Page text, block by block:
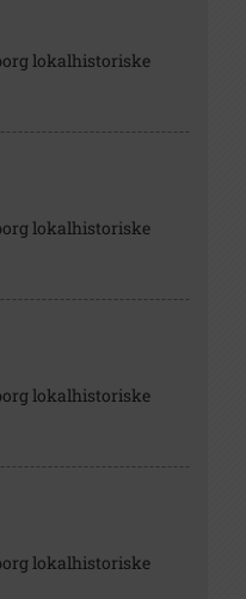
lokalhistoriske
lokalhistoriske
lokalhistoriske
lokalhistoriske